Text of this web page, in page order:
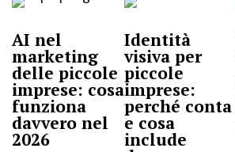
AI nel
marketing
delle piccole
imprese: cosa
funziona
davvero nel
2026
Identità
visiva per
piccole
imprese:
perché conta
e cosa
include